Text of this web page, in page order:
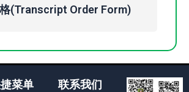
(Transcript Order Form)
菜单 联系我们